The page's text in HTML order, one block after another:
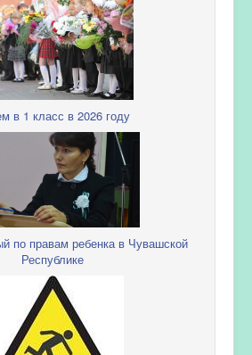
в 1 класс в 2026 году
по правам ребенка в Чувашской
Республике